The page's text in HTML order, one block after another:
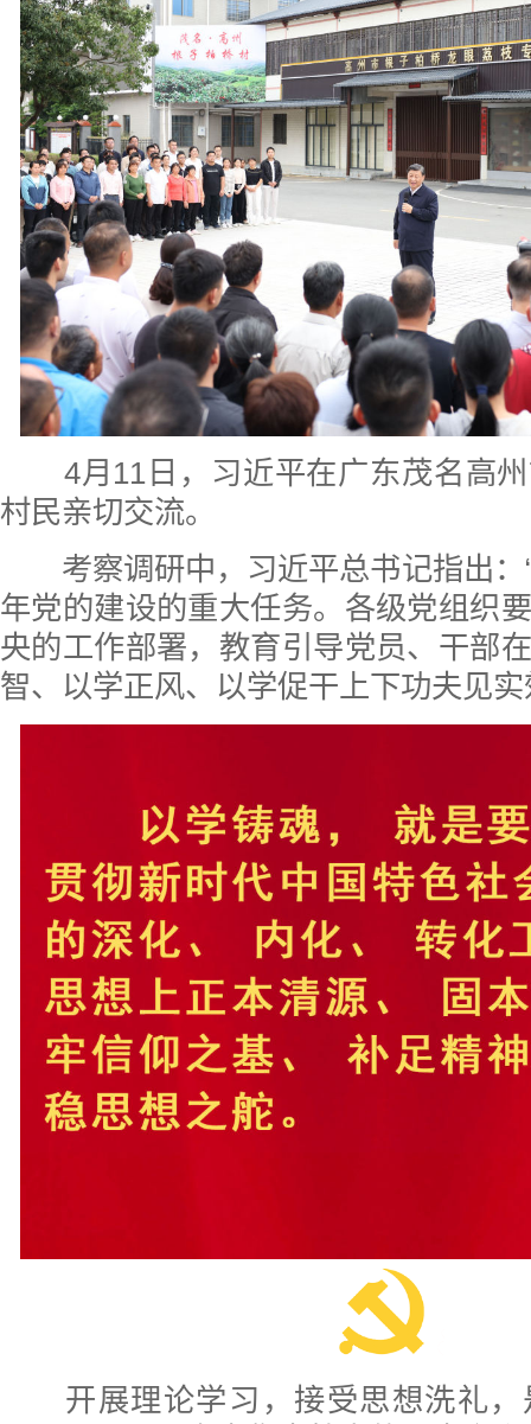
4月11日，习近平在广东茂名高
村民亲切交流。
考察调研中，习近平总书记指出：
年党的建设的重大任务。各级党组织
央的工作部署，教育引导党员、干部
智、以学正风、以学促干上下功夫见实
开展理论学习，接受思想洗礼，